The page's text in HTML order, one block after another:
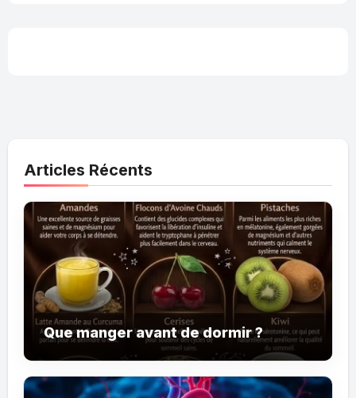
Articles Récents
Que manger avant de dormir ?